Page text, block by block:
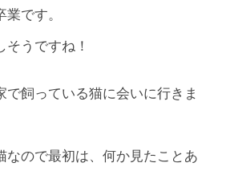
です。
うですね！
で飼っている猫に会いに行きま
なので最初は、何か見たことあ